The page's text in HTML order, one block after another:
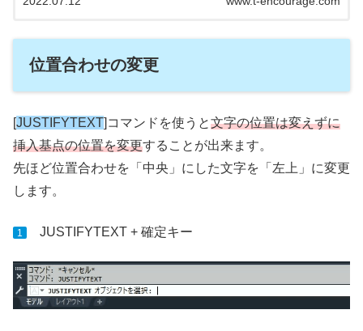
位置合わせの変更
[JUSTIFYTEXT]コマンドを使うと文字の位置は変えずに
挿入基点の位置を変更することが出来ます。
先ほど位置合わせを「中央」にした文字を「左上」に変更
します。
1 JUSTIFYTEXT + 確定キー